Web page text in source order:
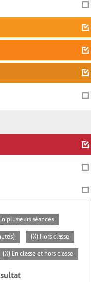
plusieurs séances
(X) Hors classe
(X) En classe et hors classe